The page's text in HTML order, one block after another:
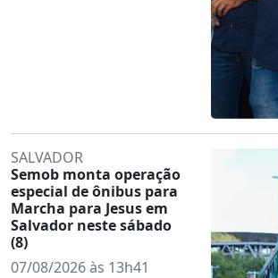
SALVADOR
Semob monta operação
especial de ônibus para
Marcha para Jesus em
Salvador neste sábado
(8)
07/08/2026 às 13h41